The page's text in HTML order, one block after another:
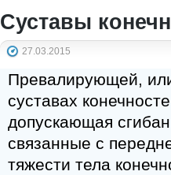
Суставы
27.03.2015
Превалирующей,
суставах
допускающая
связанные с
тяжести тела